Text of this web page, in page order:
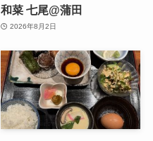
和菜 七尾@蒲田
2026年8月2日